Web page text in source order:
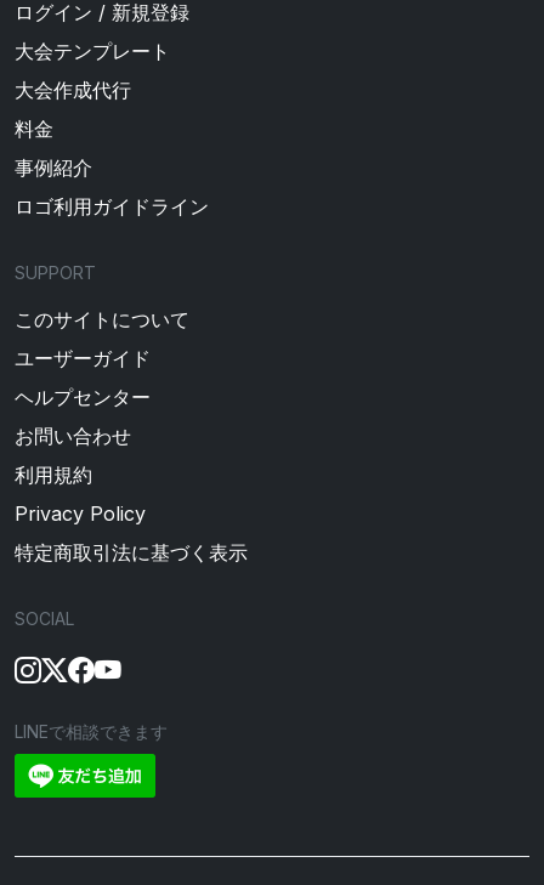
ログイン / 新規登録
大会テンプレート
大会作成代行
料金
事例紹介
ロゴ利用ガイドライン
SUPPORT
このサイトについて
ユーザーガイド
ヘルプセンター
お問い合わせ
利用規約
Privacy Policy
特定商取引法に基づく表示
SOCIAL
LINEで相談できます